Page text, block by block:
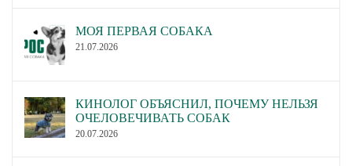
МОЯ ПЕРВАЯ СОБАКА
21.07.2026
КИНОЛОГ ОБЪЯСНИЛ, ПОЧЕМУ НЕЛЬЗЯ
ОЧЕЛОВЕЧИВАТЬ СОБАК
20.07.2026